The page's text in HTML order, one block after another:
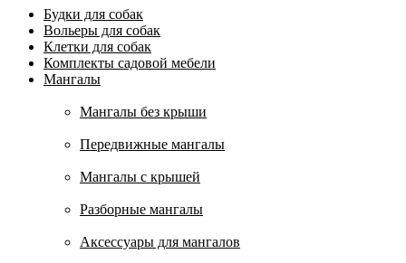
Будки для собак
Вольеры для собак
Клетки для собак
Комплекты садовой мебели
Мангалы
Мангалы без крыши
Передвижные мангалы
Мангалы с крышей
Разборные мангалы
Аксессуары для мангалов